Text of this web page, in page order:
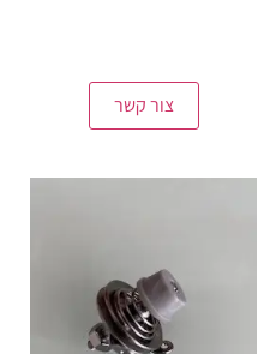
צור קשר